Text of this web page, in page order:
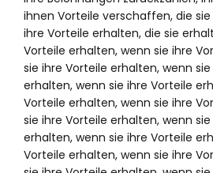
ihnen Vorteile verschaffen, die
ihre Vorteile erhalten, die sie
Vorteile erhalten, wenn sie ihre
sie ihre Vorteile erhalten, wenn
erhalten, wenn sie ihre Vorteile
Vorteile erhalten, wenn sie ihre
sie ihre Vorteile erhalten, wenn
erhalten, wenn sie ihre Vorteile
Vorteile erhalten, wenn sie ihre